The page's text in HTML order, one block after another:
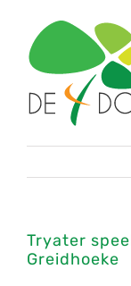
inhoud
Tryater
Greidhoeke